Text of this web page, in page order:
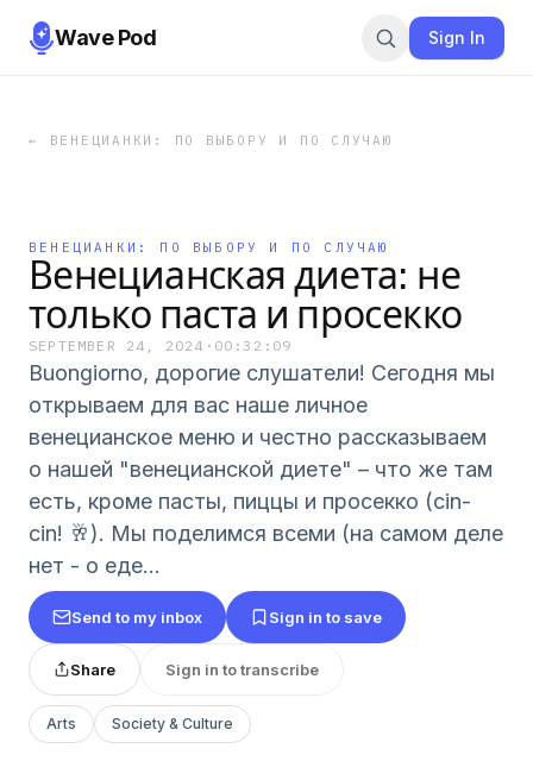
Wave Pod Sign In
← ВЕНЕЦИАНКИ: ПО ВЫБОРУ И ПО СЛУЧАЮ
ВЕНЕЦИАНКИ: ПО ВЫБОРУ И ПО СЛУЧАЮ
Венецианская диета: не
только паста и просекко
SEPTEMBER 24, 2024 · 00:32:09
Buongiorno, дорогие слушатели! Сегодня мы
открываем для вас наше личное
венецианское меню и честно рассказываем
о нашей "венецианской диете" – что же там
есть, кроме пасты, пиццы и просекко (cin-
cin! 🥂). Мы поделимся всеми (на самом деле
нет - о еде...
Send to my inbox Sign in to save
Share Sign in to transcribe
Arts Society & Culture